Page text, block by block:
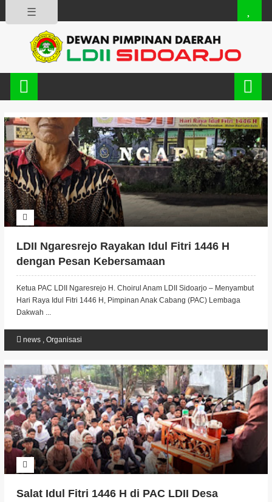
☰
LDII Ngaresrejo Rayakan Idul Fitri 1446 H
dengan Pesan Kebersamaan
Ketua PAC LDII Ngaresrejo H. Choirul Anam LDII Sidoarjo – Menyambut
Hari Raya Idul Fitri 1446 H, Pimpinan Anak Cabang (PAC) Lembaga
Dakwah ...
news , Organisasi
Salat Idul Fitri 1446 H di PAC LDII Desa